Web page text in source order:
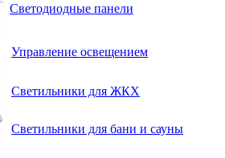
Светодиодные панели
Управление освещением
Светильники для ЖКХ
Светильники для бани и сауны